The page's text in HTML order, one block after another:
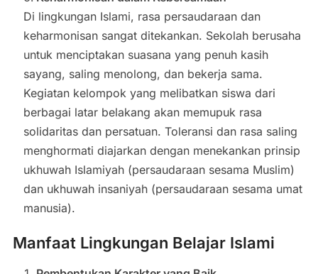
Di lingkungan Islami, rasa persaudaraan dan
keharmonisan sangat ditekankan. Sekolah berusaha
untuk menciptakan suasana yang penuh kasih
sayang, saling menolong, dan bekerja sama.
Kegiatan kelompok yang melibatkan siswa dari
berbagai latar belakang akan memupuk rasa
solidaritas dan persatuan. Toleransi dan rasa saling
menghormati diajarkan dengan menekankan prinsip
ukhuwah Islamiyah (persaudaraan sesama Muslim)
dan ukhuwah insaniyah (persaudaraan sesama umat
manusia).
Manfaat Lingkungan Belajar Islami